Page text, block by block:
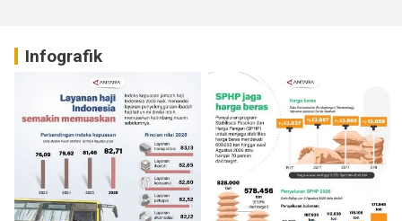
Infografik